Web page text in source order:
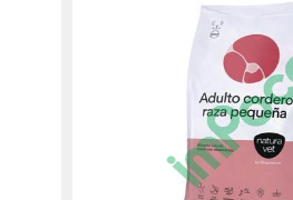
NATURA VET ADULTO CORDERO